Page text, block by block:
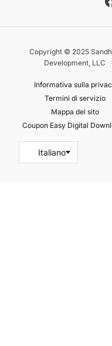
Copyright © 2025
Development, LLC
Informativa sulla
Termini di servizio
Mappa del sito
Coupon Easy Digital